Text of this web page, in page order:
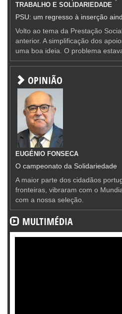
TRABALHO E SOLIDARIEDADE
PSU: um regresso à inserção
Volto ao tema da Prestação
anterior. A simplificação dos
uma boa ideia. O problema
OPINIÃO
EUGÉNIO FONSECA
O campeonato da Solidariedade
A maior parte dos cidadãos
fronteiras, vibraram com o
com a nossa seleção.
MULTIMÉDIA